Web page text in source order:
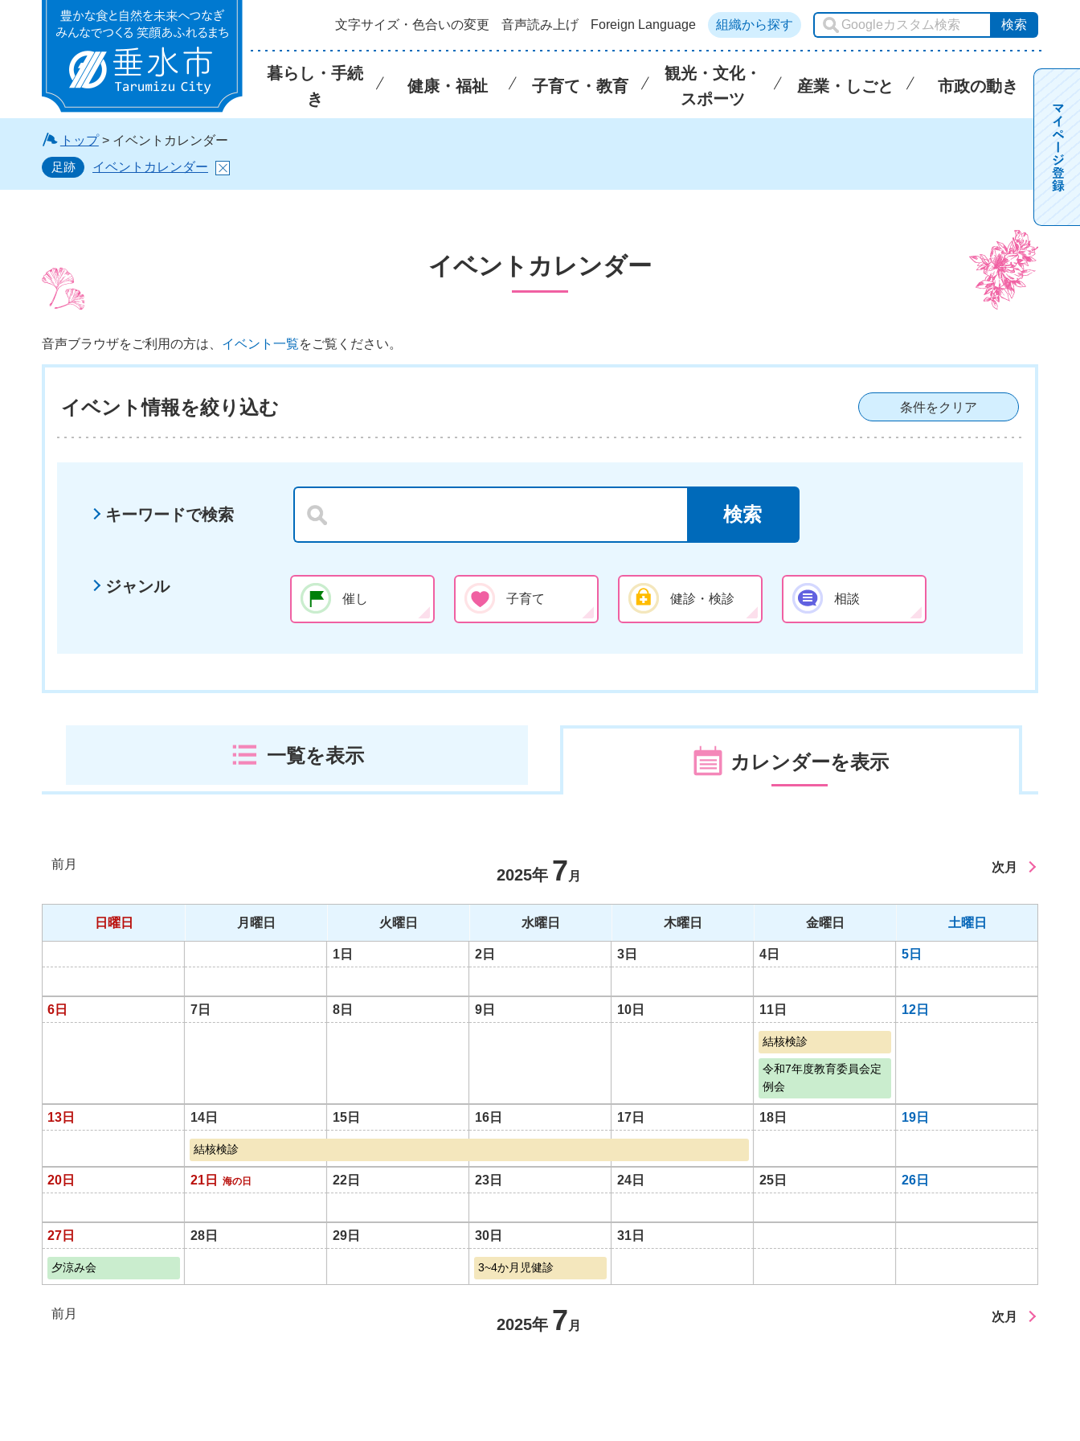
垂水市 文字サイズ・色合いの変更 音声読み上げ Foreign Language 組織から探す
暮らし・手続
き
健康・福祉 子育て・教育
観光・文化・
スポーツ
産業・しごと 市政の動き
トップ> イベントカレンダー
足跡
イベントカレンダー
イベントカレンダー
音声ブラウザをご利用の方は、 イベント一覧をご覧ください。
イベント情報を絞り込む 条件をクリア
キーワードで検索
ジャンル
催し 子育て 健診・検診 相談
一覧を表示 カレンダーを表示
前月
2025年 7 月
次月
日曜日 月曜日 火曜日 水曜日 木曜日 金曜日 土曜日
1日 2日 3日 4日 5日
6日 7日 8日 9日 10日 11日 12日
結核検診
令和7年度教育委員会定
例会
13日 14日 15日 16日 17日 18日 19日
結核検診
20日 21日 海の日 22日 23日 24日 25日 26日
27日 28日 29日 30日 31日
夕涼み会 3~4か月児健診
前月
2025年 7 月
次月